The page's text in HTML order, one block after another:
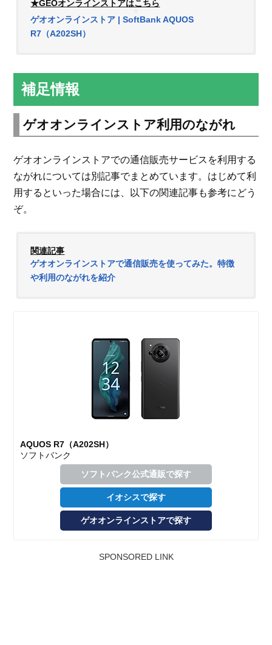
★GEOオンラインストアはこちら
ゲオオンラインストア | SoftBank AQUOS
R7（A202SH）
補足情報
ゲオオンラインストア利用のながれ
ゲオオンラインストアでの通信販売サービスを利用する
ながれについては別記事でまとめています。はじめて利
用するといった場合には、以下の関連記事も参考にどう
ぞ。
関連記事
ゲオオンラインストアで通信販売を使ってみた。特徴
や利用のながれを紹介
AQUOS R7（A202SH）
ソフトバンク
ソフトバンク公式通販で探す
イオシスで探す
ゲオオンラインストアで探す
SPONSORED LINK